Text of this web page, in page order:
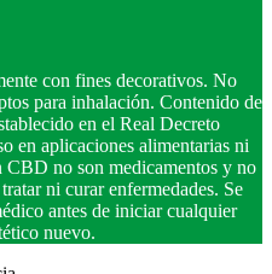
con fines decorativos. No
para inhalación. Contenido de
en el Real Decreto
en aplicaciones alimentarias ni
CBD no son medicamentos y no
ni curar enfermedades. Se
antes de iniciar cualquier
nuevo.